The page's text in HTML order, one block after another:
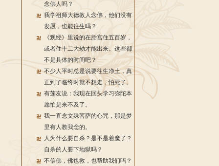
念佛人吗？
我学祖师大德教人念佛，他们没有
发愿，也能往生吗？
《观经》里说的在胎宫住五百岁，
或者住十二大劫才能出来。这些都
不是具体的时间吧？
不少人平时总是说要往生净土，真
正到了临终时就不想走，怕死了。
有莲友说：我现在回头学习弥陀本
愿怕是来不及了。
我一直念文殊菩萨的心咒，那是梦
里有人教我念的。
人为什么要自杀？是不是着魔了？
自杀的人要下地狱吗？
不信佛，佛也救，也帮助我们吗？